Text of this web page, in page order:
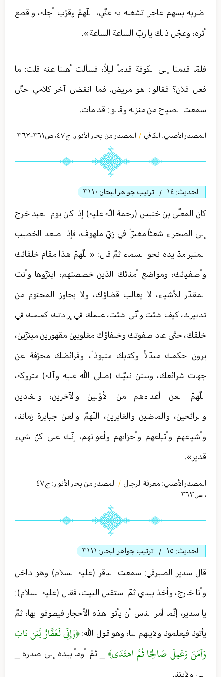
اضربه بسهم عاجل تشغله به عنّي، اللّهمّ وقرّب أجله، واقطع
أثره، وعجّل ذلك يا ربّ الساعة الساعة».
فلمّا قدمنا إلى الكوفة قدماً ليلاً، فسألت أهلنا عنه قلت: ما
فعل فلان؟ فقالوا: هو مريض، فما انقضى آخر كلامي حتّى
سمعت الصياح من منزله وقالوا: قد مات.
المصدر الأصلي: الكافي / المصدر من بحار الأنوار: ج٤٧، ص٣٦١-٣٦٢
الحديث: ١٤ / ترتيب جواهر البحار: ٣١١٠
كان المعلّى بن خنيس (رحمة الله عليه) إذا كان يوم العيد خرج
إلى الصحراء شعثاً مغبرّاً في زيّ ملهوف، فإذا صعد الخطيب
المنبر مدّ يده نحو السماء ثمّ قال: «اللّهمّ هذا مقام خلفائك
وأصفيائك، ومواضع أمنائك الذين خصصتهم، ابتزّوها وأنت
المقدّر للأشياء، لا يغالب قضاؤك، ولا يجاوز المحتوم من
تدبيرك، كيف شئت وأنّى شئت، علمك في إرادتك كعلمك في
خلقك، حتّى عاد صفوتك وخلفاؤك مغلوبين مقهورين مبتزّين،
يرون حكمك مبدّلاً وكتابك منبوذاً، وفرائضك محرّفة عن
جهات شرائعك، وسنن نبيّك (صلى الله عليه وآله) متروكة،
اللّهمّ العن أعداءهم من الأوّلين والآخرين، والغادين
والرائحين، والماضين والغابرين، اللّهمّ والعن جبابرة زماننا،
وأشياعهم وأتباعهم وأحزابهم وأعوانهم، إنّك على كلّ شيء
قدير».
المصدر الأصلي: معرفة الرجال / المصدر من بحار الأنوار: ج٤٧
، ص٣٦٣
الحديث: ١٥ / ترتيب جواهر البحار: ٣١١١
قال سدير الصیرفي: سمعت الباقر (عليه السلام) وهو داخل
وأنا خارج، وأخذ بيدي ثمّ استقبل البيت، فقال (عليه السلام):
يا سدير، إنّما أمر الناس أن يأتوا هذه الأحجار فيطوفوا بها، ثمّ
يأتونا فيعلمونا ولايتهم لنا، وهو قول الله: ﴿وَإِنِّي لَغَفَّارٌ لِّمَن تَابَ
وَآمَنَ وَعَمِلَ صَالِحًا ثُمَّ اهتَدَى﴾ _ ثمّ أومأ بيده إلى صدره _
إلى ولايتنا.